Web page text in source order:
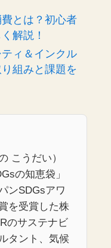
費とは？初心者
解説！
ティ＆インクル
組みと課題を
こうだい）
の知恵袋」
ンSDGsアワ
を受賞した株
のサステナビ
タント、気候